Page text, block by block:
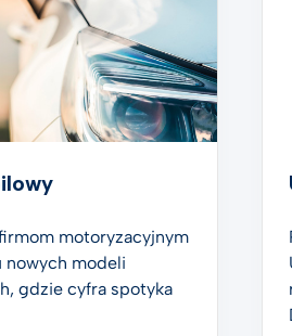
Digital future magazine
motoryzacyjnym
nowych modeli
gdzie cyfra spotyka